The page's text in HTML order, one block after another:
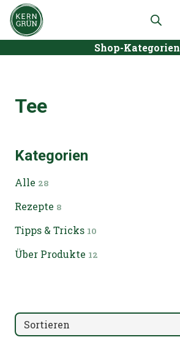
Shop-Kategorien
Tee
Kategorien
Alle 28
Rezepte 8
Tipps & Tricks 10
Über Produkte 12